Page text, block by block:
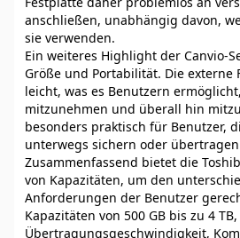
anschließen, unabhängig davon,
sie verwenden.
Ein weiteres Highlight der Canvio-
Größe und Portabilität. Die externe
leicht, was es Benutzern
mitzunehmen und überall hin
besonders praktisch für Benutzer,
unterwegs sichern oder
Zusammenfassend bietet die
von Kapazitäten, um den
Anforderungen der Benutzer
Kapazitäten von 500 GB bis zu 4
Übertragungsgeschwindigkeit,